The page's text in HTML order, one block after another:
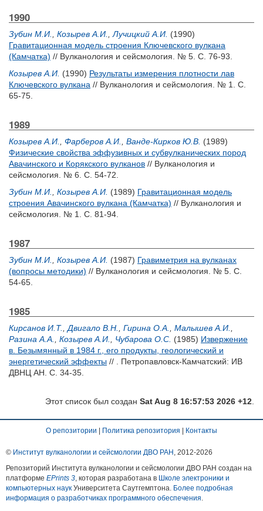
1990
Зубин М.И. Козырев А.И. Лучицкий А.И. (1990)
Гравитационная модель строения Ключевского вулкана
(Камчатка) // Вулканология и сейсмология. № 5. С. 76-93.
Козырев А.И. (1990) Результаты измерения плотности лав
Ключевского вулкана // Вулканология и сейсмология. № 1. С.
65-75.
1989
Козырев А.И. Фарберов А.И. Ванде-Кирков Ю.В. (1989)
Физические свойства эффузивных и субвулканических пород
Авачинского и Корякского вулканов // Вулканология и
сейсмология. № 6. С. 54-72.
Зубин М.И.
Козырев А.И. (1989) Гравитационная модель
строения Авачинского вулкана (Камчатка) // Вулканология и
сейсмология. № 1. С. 81-94.
1987
Зубин М.И. Козырев А.И. (1987) Гравиметрия на вулканах
(вопросы методики) // Вулканология и сейсмология. № 5. С.
54-65.
1985
Кирсанов И.Т. Двигало В.Н. Гирина О.А. Малышев А.И.
Разина А.А.
Козырев А.И. Чубарова О.С. (1985) Извержение
в. Безымянный в 1984 г., его продукты, геологический и
энергетический эффекты // . Петропавловск-Камчатский: ИВ
ДВНЦ АН. С. 34-35.
Этот список был создан Sat Aug 8 16:57:53 2026 +12
О репозитории Политика репозитория Контакты
© Институт вулканологии и сейсмологии ДВО РАН , 2012-2026
Репозиторий Института вулканологии и сейсмологии ДВО РАН создан на
платформе EPrints 3, которая разработана в Школе электроники и
компьютерных наук Университета Саутгемптона. Более подробная
информация о разработчиках программного обеспечения.